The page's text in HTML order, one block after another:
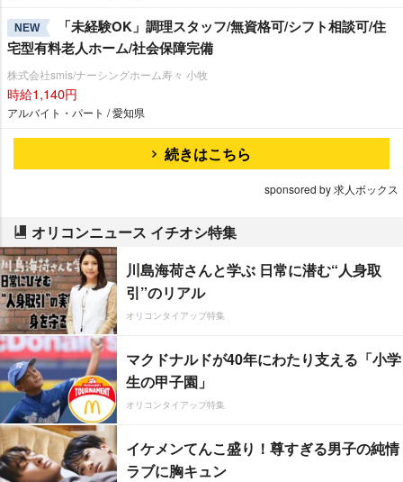
NEW
「未経験OK」調理スタッフ/無資格可/シフト相談可/住
宅型有料老人ホーム/社会保障完備
株式会社smis/ナーシングホーム寿々 小牧
時給1,140円
アルバイト・パート / 愛知県
続きはこちら
sponsored by 求人ボックス
オリコンニュース イチオシ特集
川島海荷さんと学ぶ 日常に潜む“人身取
引”のリアル
オリコンタイアップ特集
マクドナルドが40年にわたり支える「小学
生の甲子園」
オリコンタイアップ特集
イケメンてんこ盛り！尊すぎる男子の純情
ラブに胸キュン